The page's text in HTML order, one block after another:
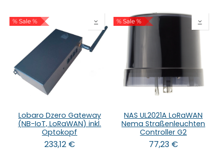
% Sale %
Lobaro Dzero Gateway
(NB-IoT, LoRaWAN) inkl.
Optokopf
233,12€
% Sale %
NAS UL2021A LoRaWAN
Nema Straßenleuchten
Controller G2
77,23€